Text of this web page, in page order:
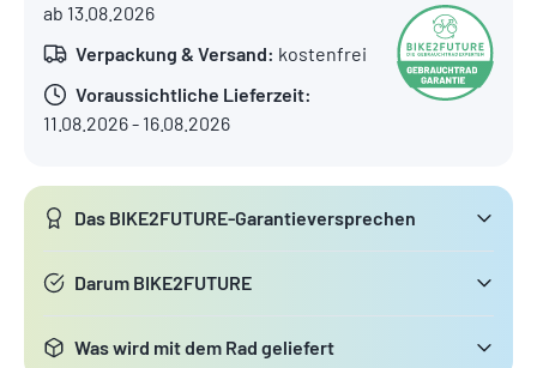
ab 13.08.2026
Verpackung & Versand: kostenfrei
Voraussichtliche Lieferzeit:
11.08.2026 - 16.08.2026
Das BIKE2FUTURE-Garantieversprechen
Darum BIKE2FUTURE
Was wird mit dem Rad geliefert